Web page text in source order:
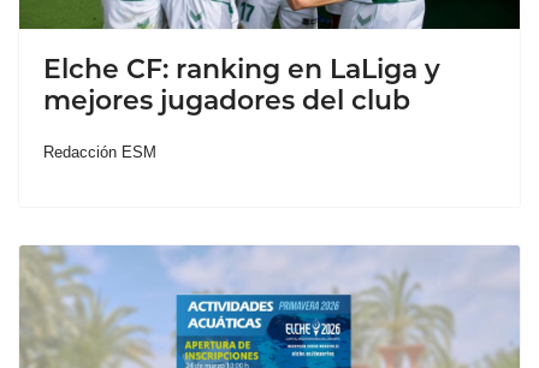
Elche CF: ranking en LaLiga y
mejores jugadores del club
Redacción ESM